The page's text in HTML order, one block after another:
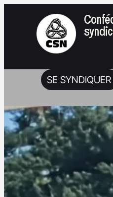
SE SYNDIQUER